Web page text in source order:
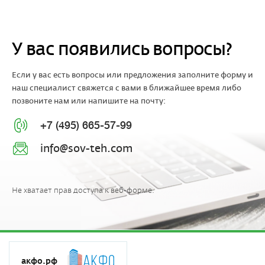
У вас появились вопросы?
Если у вас есть вопросы или предложения заполните форму и
наш специалист свяжется с вами в ближайшее время либо
позвоните нам или напишите на почту:
+7 (495) 665-57-99
info@sov-teh.com
Не хватает прав доступа к веб-форме.
акфо.рф